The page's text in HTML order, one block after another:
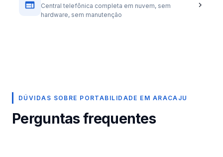
Central telefônica completa em nuvem, sem
hardware, sem manutenção
DÚVIDAS SOBRE PORTABILIDADE EM ARACAJU
Perguntas frequentes